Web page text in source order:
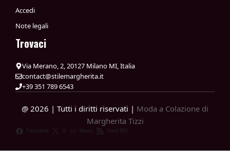
Accedi
Note legali
Trovaci
Via Merano, 2, 20127 Milano MI, Italia
contact@stilemargherita.it
+39 351 789 6543
@ 2026 | Tutti i diritti riservati | Moda a Colazione di
Margherita Tizzi
Facebook X News Feed RSS